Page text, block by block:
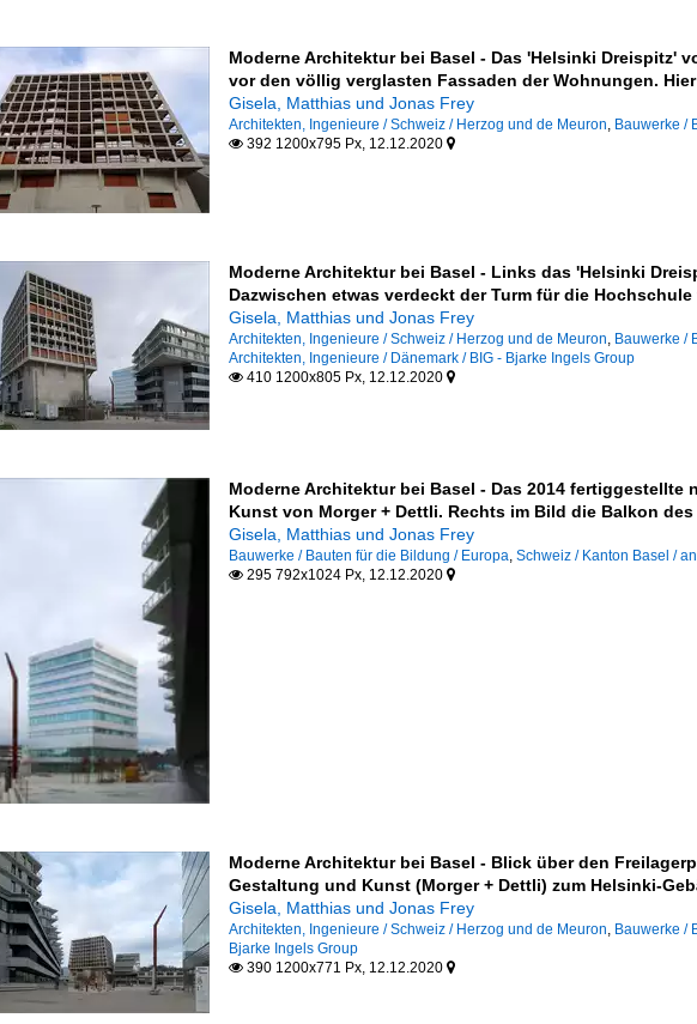
Murphy und Jahn
Richard Meier and Partners Architects
Vereinigtes Königreich
Chipperfield Architects
Zaha Hadid Architects
Bauwerke
Amts- und Gerichtsgebäude
Europa
Bauten für den Konsum
Deutschland
Bauten für die Bildung
Deutschland
Europa
Österreich
Bauten für gemischte Nutzungen
Deutschland
Schweiz
Bauten für Gesundheit und Soziales
Moderne Architektur bei Basel - Das 'Helsinki Dreispitz'
vor den völlig verglasten Fassaden der Wohnungen.
Gisela, Matthias und Jonas Frey
Architekten, Ingenieure / Schweiz / Herzog und de Meuron, Bauwerke /
392 1200x795 Px, 12.12.2020 
Moderne Architektur bei Basel - Links das 'Helsinki
Dazwischen etwas verdeckt der Turm für die
Gisela, Matthias und Jonas Frey
Architekten, Ingenieure / Schweiz / Herzog und de Meuron, Bauwerke /
Architekten, Ingenieure / Dänemark / BIG - Bjarke Ingels Group
410 1200x805 Px, 12.12.2020 
Moderne Architektur bei Basel - Das 2014
Kunst von Morger + Dettli. Rechts im Bild die Balkon
Gisela, Matthias und Jonas Frey
Bauwerke / Bauten für die Bildung / Europa, Schweiz / Kanton Basel /
295 792x1024 Px, 12.12.2020 
Moderne Architektur bei Basel - Blick über den
Gestaltung und Kunst (Morger + Dettli) zum Helsinki-
Gisela, Matthias und Jonas Frey
Architekten, Ingenieure / Schweiz / Herzog und de Meuron, Bauwerke /
Bjarke Ingels Group
390 1200x771 Px, 12.12.2020 